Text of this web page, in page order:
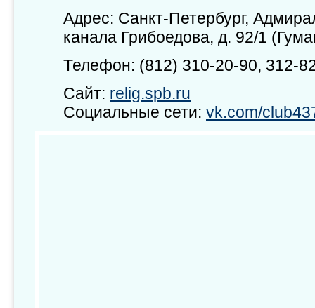
Адрес: Санкт-Петербург,
канала Грибоедова, д. 92/1
Телефон: (812) 310-20-90, 312-
Сайт: relig.spb.ru
Социальные сети: vk.com/